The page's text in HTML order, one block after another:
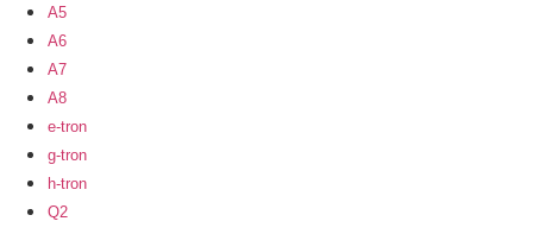
A5
A6
A7
A8
e-tron
g-tron
h-tron
Q2